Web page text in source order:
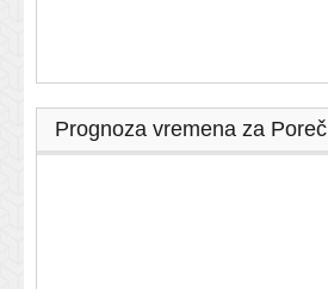
Prognoza vremena za Poreč